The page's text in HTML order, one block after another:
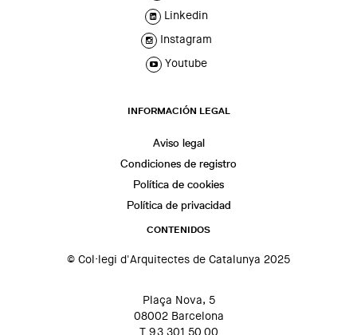
Linkedin
Instagram
Youtube
INFORMACIÓN LEGAL
Aviso legal
Condiciones de registro
Política de cookies
Política de privacidad
CONTENIDOS
© Col·legi d'Arquitectes de Catalunya 2025
Plaça Nova, 5
08002 Barcelona
T 93 301 50 00